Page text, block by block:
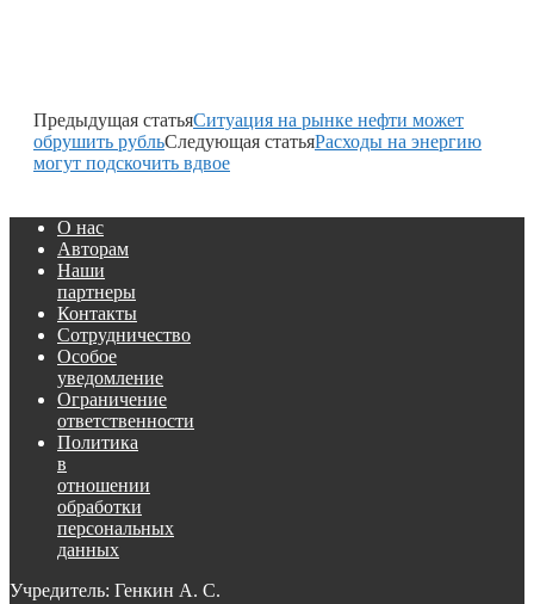
Предыдущая статьяСитуация на рынке нефти может
обрушить рубльСледующая статьяРасходы на энергию
могут подскочить вдвое
О нас
Авторам
Наши
партнеры
Контакты
Сотрудничество
Особое
уведомление
Ограничение
ответственности
Политика
в
отношении
обработки
персональных
данных
Учредитель: Генкин А. С.